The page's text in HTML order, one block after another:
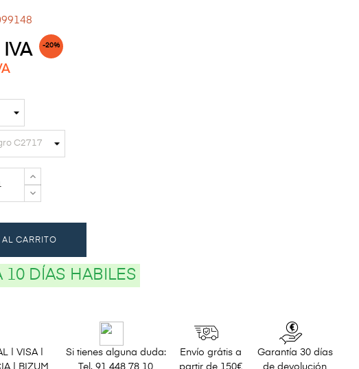
-20%
CARRITO
10 DÍAS HABILES
| VISA |
Si tienes alguna duda:
Envío grátis a
Garantía 30 días